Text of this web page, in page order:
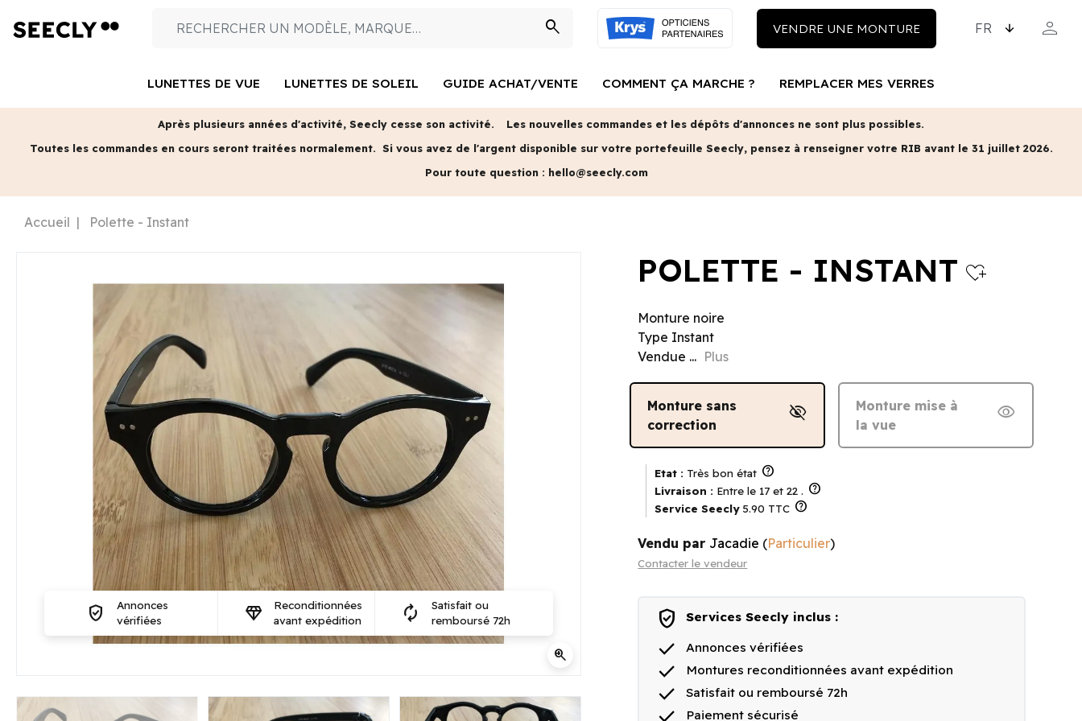
search VENDRE UNE MONTURE person
LUNETTES DE VUE LUNETTES DE SOLEIL GUIDE ACHAT/VENTE COMMENT ÇA MARCHE ? REMPLACER MES VERRES
Après plusieurs années d'activité, Seecly cesse son activité.
Les nouvelles commandes et les dépôts d'annonces ne sont plus possibles.
Toutes les commandes en cours seront traitées normalement. Si vous avez de l'argent disponible sur votre portefeuille Seecly, pensez à renseigner votre RIB avant le 31 juillet 2026.
Pour toute question : hello@seecly.com
Accueil Polette - Instant
zoom_in
verified_user
Annonces
vérifiées
diamond
Reconditionnées
avant expédition
autorenew
Satisfait ou
remboursé 72h
POLETTE - INSTANT heart_plus
Monture noire
Type Instant
Vendue ... Plus
Monture sans
correction
visibility_off
Monture mise à
la vue
visibility
Etat : Très bon état help
Livraison : Entre le 17 et 22 . help
Service Seecly 5.90 TTC help
Vendu par Jacadie (Particulier)
Contacter le vendeur
verified_user Services Seecly inclus :
done Annonces vérifiées
done Montures reconditionnées avant expédition
done Satisfait ou remboursé 72h
Paiement sécurisé